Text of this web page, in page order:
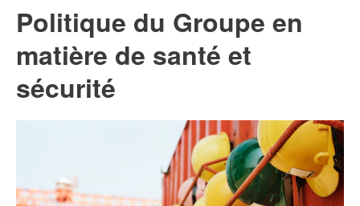
Politique du Groupe en
matière de santé et
sécurité